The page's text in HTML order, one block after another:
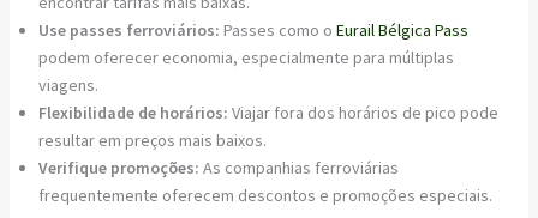
Use passes ferroviários: Passes como o Eurail Bélgica Pass
podem oferecer economia, especialmente para múltiplas
viagens.
Flexibilidade de horários: Viajar fora dos horários de pico pode
resultar em preços mais baixos.
Verifique promoções: As companhias ferroviárias
frequentemente oferecem descontos e promoções especiais.